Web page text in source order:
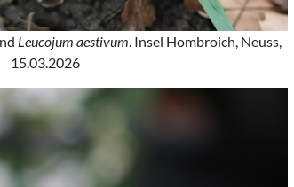
Leucojum aestivum. Insel Hombroich, Neuss,
15.03.2026